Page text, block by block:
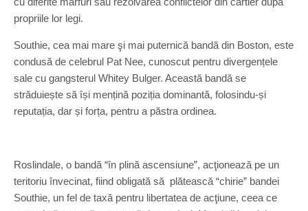
propriile lor legi.
Southie, cea mai mare şi mai puternică bandă din Boston, este
condusă de celebrul Pat Nee, cunoscut pentru divergențele
sale cu gangsterul Whitey Bulger. Această bandă se
străduiește să își mențină poziția dominantă, folosindu-și
reputația, dar și forța, pentru a păstra ordinea.
Roslindale, o bandă “în plină ascensiune”, acţionează pe un
teritoriu învecinat, fiind obligată să plătească “chirie” bandei
Southie, un fel de taxă pentru libertatea de acţiune, ceea ce